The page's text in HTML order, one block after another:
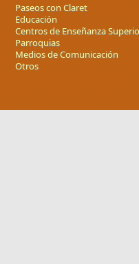
Paseos con Claret
Educación
Centros de Enseñanza
Parroquias
Medios de Comunicación
Otros